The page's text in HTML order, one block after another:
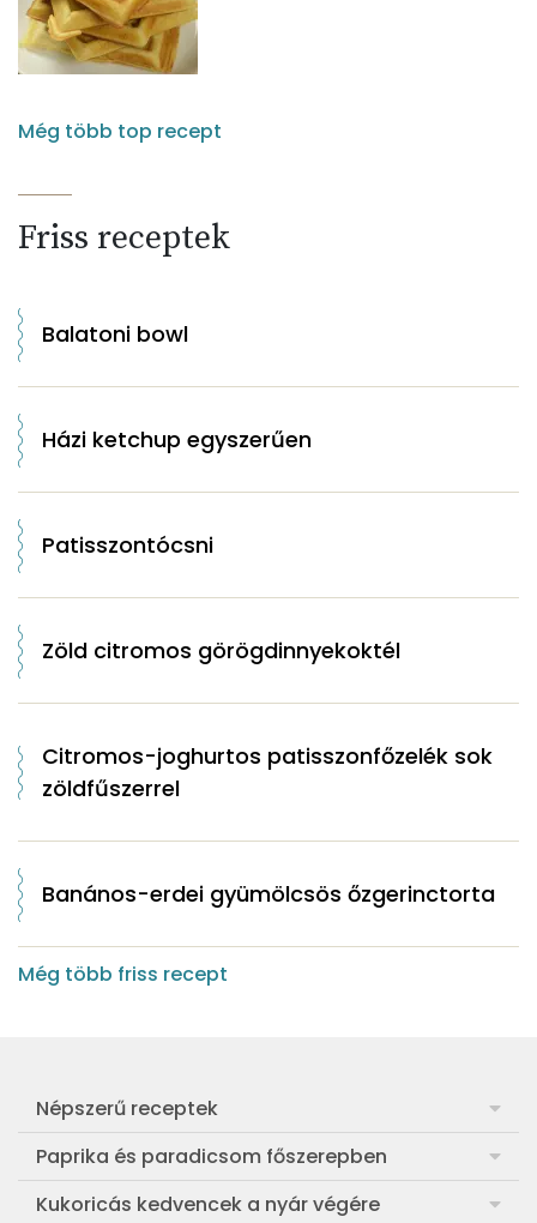
Még több top recept
Friss receptek
Balatoni bowl
Házi ketchup egyszerűen
Patisszontócsni
Zöld citromos görögdinnyekoktél
Citromos-joghurtos patisszonfőzelék sok
zöldfűszerrel
Banános-erdei gyümölcsös őzgerinctorta
Még több friss recept
Népszerű receptek
Frankfurti leves
Egyszerű muffin
Paprika és paradicsom főszerepben
Pan con Tomate
Kukoricás kedvencek a nyár végére